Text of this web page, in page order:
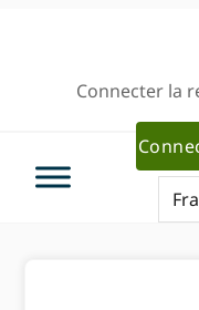
navigationConnecter la